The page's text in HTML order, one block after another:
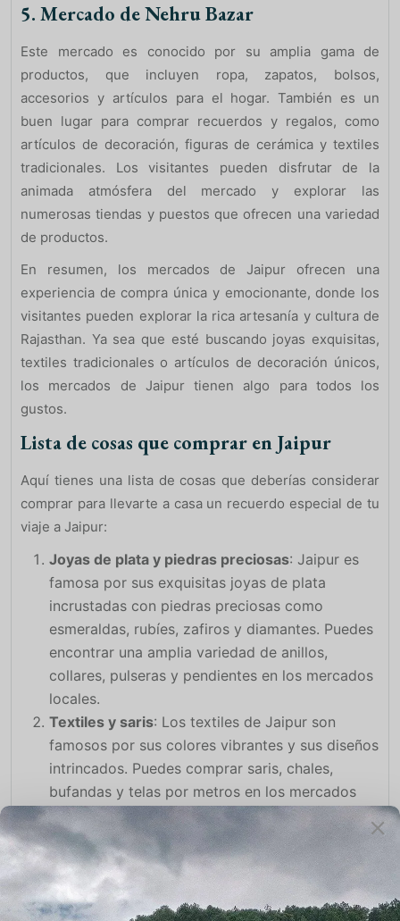
5. Mercado de Nehru Bazar
Este mercado es conocido por su amplia gama de
productos, que incluyen ropa, zapatos, bolsos,
accesorios y artículos para el hogar. También es un
buen lugar para comprar recuerdos y regalos, como
artículos de decoración, figuras de cerámica y textiles
tradicionales. Los visitantes pueden disfrutar de la
animada atmósfera del mercado y explorar las
numerosas tiendas y puestos que ofrecen una variedad
de productos.
En resumen, los mercados de Jaipur ofrecen una
experiencia de compra única y emocionante, donde los
visitantes pueden explorar la rica artesanía y cultura de
Rajasthan. Ya sea que esté buscando joyas exquisitas,
textiles tradicionales o artículos de decoración únicos,
los mercados de Jaipur tienen algo para todos los
gustos.
Lista de cosas que comprar en Jaipur
Aquí tienes una lista de cosas que deberías considerar
comprar para llevarte a casa un recuerdo especial de tu
viaje a Jaipur:
Joyas de plata y piedras preciosas: Jaipur es
famosa por sus exquisitas joyas de plata
incrustadas con piedras preciosas como
esmeraldas, rubíes, zafiros y diamantes. Puedes
encontrar una amplia variedad de anillos,
collares, pulseras y pendientes en los mercados
locales.
Textiles y saris: Los textiles de Jaipur son
famosos por sus colores vibrantes y sus diseños
intrincados. Puedes comprar saris, chales,
bufandas y telas por metros en los mercados
locales como Bapu Bazar y Johari Bazar.
Artículos de cuero : Jaipur conocida tambien
por su cuero de alta calidad. Puedes encontrar
una variedad de productos de cuero como
bolsos, cinturones, zapatos y billeteras en los